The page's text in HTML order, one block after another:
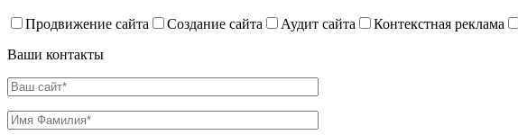
Продвижение сайта Создание сайта Аудит сайта Контекстная реклама
Ваши контакты